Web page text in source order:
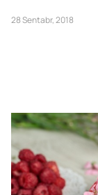
28 Sentabr, 2018